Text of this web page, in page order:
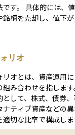
は、値上がり
銘柄を売却し、値下
安定性を保つための
、その一部を売却し
するといった調整を
近年では自動リバラ
資サービスも登場し
リオ
リオとは、資産運用
組み合わせを指しま
として、株式、債券
ナティブ資産などの
適切な比率で構成し
ク許容度や目標に応